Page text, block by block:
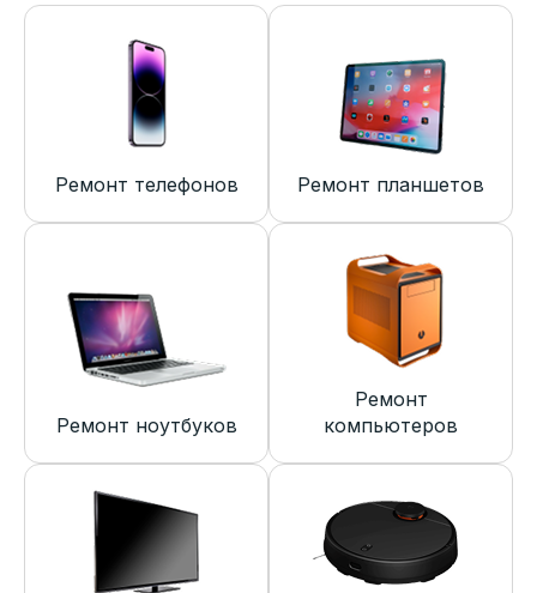
Ремонт телефонов Ремонт планшетов
Ремонт ноутбуков
Ремонт
компьютеров